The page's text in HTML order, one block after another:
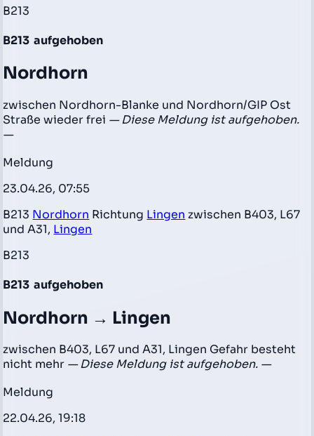
B213
B213 aufgehoben
Nordhorn
zwischen Nordhorn-Blanke und Nordhorn/GIP Ost
Straße wieder frei — Diese Meldung ist aufgehoben.
—
Meldung
23.04.26, 07:55
B213 Nordhorn Richtung Lingen zwischen B403, L67
und A31, Lingen
B213
B213 aufgehoben
Nordhorn → Lingen
zwischen B403, L67 und A31, Lingen Gefahr besteht
nicht mehr — Diese Meldung ist aufgehoben. —
Meldung
22.04.26, 19:18